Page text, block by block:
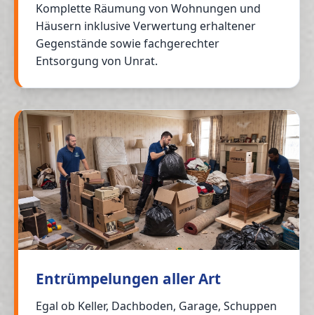
Komplette Räumung von Wohnungen und
Häusern inklusive Verwertung erhaltener
Gegenstände sowie fachgerechter
Entsorgung von Unrat.
Entrümpelungen aller Art
Egal ob Keller, Dachboden, Garage, Schuppen